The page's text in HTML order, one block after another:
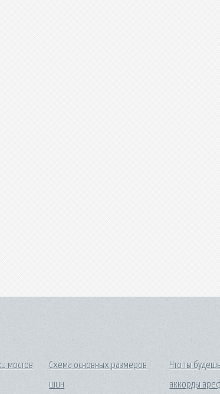
мостов
Схема основных размеров
шин
Что ты
аккорды